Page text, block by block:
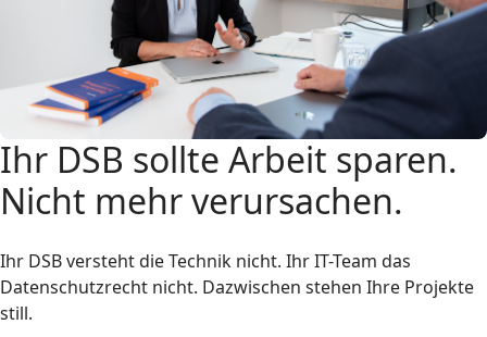
Ihr DSB sollte Arbeit sparen.
Nicht mehr verursachen.
Ihr DSB versteht die Technik nicht. Ihr IT-Team das
Datenschutzrecht nicht. Dazwischen stehen Ihre Projekte
still.